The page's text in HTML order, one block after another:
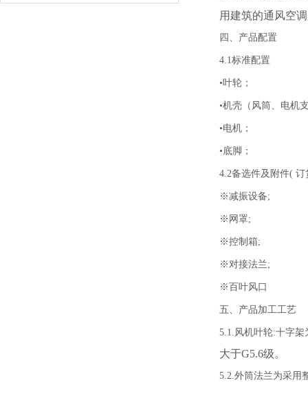
用建筑的通风空
四、产品配置
4.1标准配置
•叶轮；
•机壳（风筒、电机
•电机；
•底脚；
4.2备选件及附件(
※减振设备;
※网罩;
※控制箱;
※对接法兰;
※百叶风口
五、产品加工工艺
5.1.风机叶轮:十字
大于G5.6级。
5.2.外筒法兰为采用